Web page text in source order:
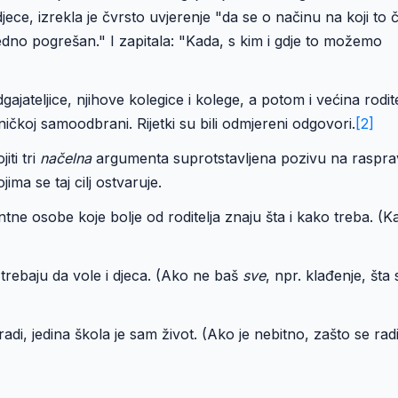
izrekla je čvrsto uvjerenje "da se o načinu na koji to
pogrešan." I zapitala: "Kada, s kim i gdje to možemo
njihove kolegice i kolege, a potom i većina
samoodbrani. Rijetki su bili odmjereni odgovori. [2]
tri načelnaargumenta suprotstavljena pozivu na
se taj cilj ostvaruje.
osobe koje bolje od roditelja znaju šta i kako treba.
da vole i djeca. (Ako ne baš sve, npr. klađenje, šta
jedina škola je sam život. (Ako je nebitno, zašto se